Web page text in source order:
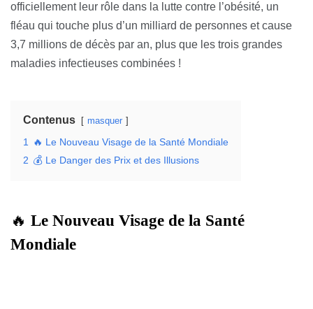
officiellement leur rôle dans la lutte contre l’obésité, un
fléau qui touche plus d’un milliard de personnes et cause
3,7 millions de décès par an, plus que les trois grandes
maladies infectieuses combinées !
Contenus masquer
1
🔥 Le Nouveau Visage de la Santé Mondiale
2 💰 Le Danger des Prix et des Illusions
🔥 Le Nouveau Visage de la Santé
Mondiale